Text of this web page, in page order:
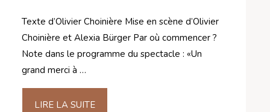
Texte d’Olivier Choinière Mise en scène d’Olivier
Choinière et Alexia Bürger Par où commencer ?
Note dans le programme du spectacle : «Un
grand merci à …
LIRE LA SUITE